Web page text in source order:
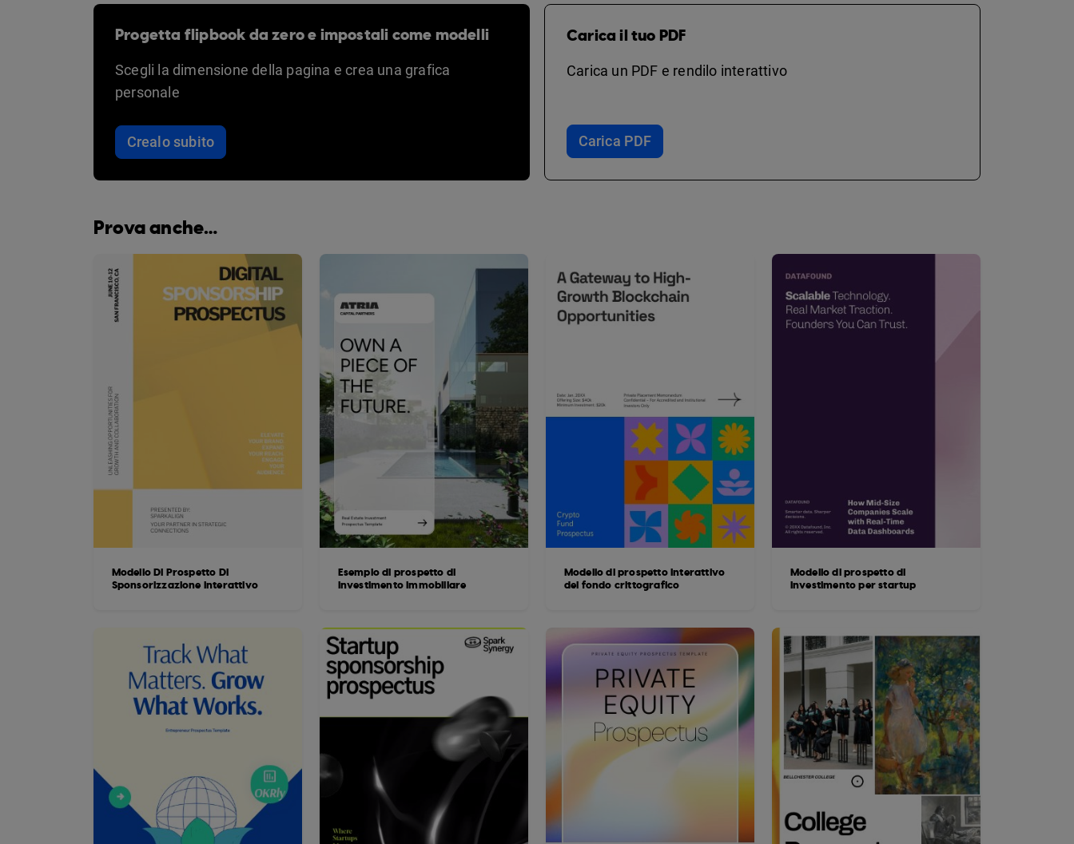
Progetta flipbook da zero e impostali come modelli
Scegli la dimensione della pagina e crea una grafica
personale
Crealo subito
Carica il tuo PDF
Carica un PDF e rendilo interattivo
Carica PDF
Prova anche…
Modello Di Prospetto Di
Sponsorizzazione Interattivo
Esempio di prospetto di
investimento immobiliare
Modello di prospetto interattivo
del fondo crittografico
Modello di prospetto di
investimento per startup